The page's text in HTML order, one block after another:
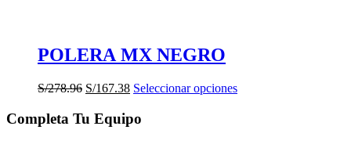
POLERA MX NEGRO
S/278.96 El
original
S/167.38El
actual
es:
Seleccionar opcionesEste
Completa Tu Equipo